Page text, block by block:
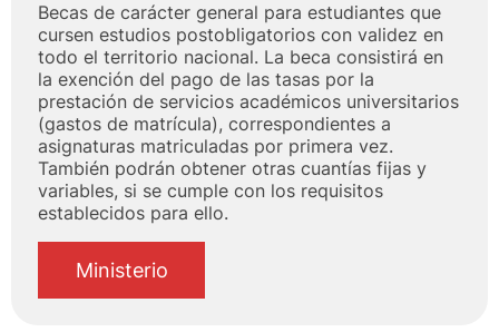
Becas de carácter general para estudiantes que
cursen estudios postobligatorios con validez en
todo el territorio nacional. La beca consistirá en
la exención del pago de las tasas por la
prestación de servicios académicos universitarios
(gastos de matrícula), correspondientes a
asignaturas matriculadas por primera vez.
También podrán obtener otras cuantías fijas y
variables, si se cumple con los requisitos
establecidos para ello.
Ministerio